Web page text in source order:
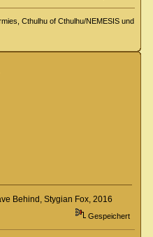
Cthulhu of Cthulhu/NEMESIS und
Behind, Stygian Fox, 2016
Gespeichert